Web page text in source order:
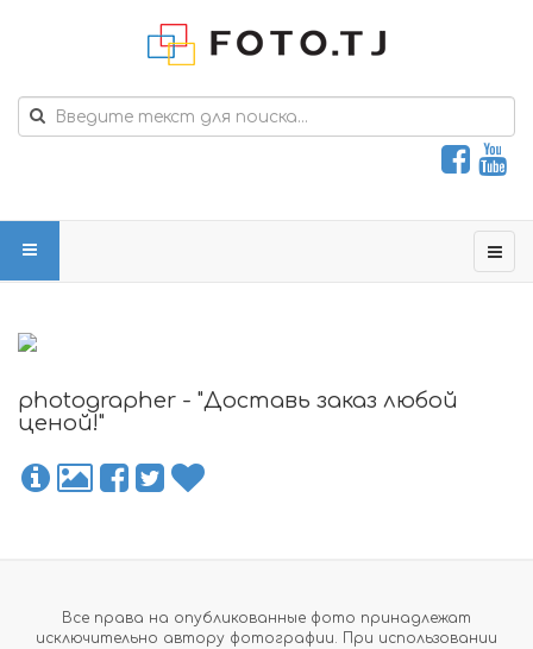
photographer - "Доставь заказ любой
ценой!"
Все права на опубликованные фото принадлежат
исключительно автору фотографии. При использовании